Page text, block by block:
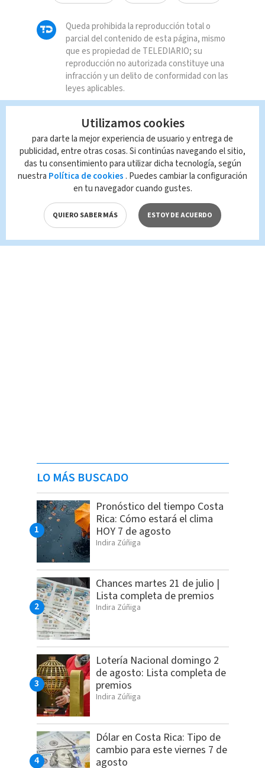
Queda prohibida la reproducción total o
parcial del contenido de esta página, mismo
que es propiedad de TELEDIARIO; su
reproducción no autorizada constituye una
infracción y un delito de conformidad con las
leyes aplicables.
LO MÁS BUSCADO
Pronóstico del tiempo Costa
Rica: Cómo estará el clima
HOY 7 de agosto
Indira Zúñiga
Chances martes 21 de julio |
Lista completa de premios
Indira Zúñiga
Lotería Nacional domingo 2
de agosto: Lista completa de
premios
Indira Zúñiga
Dólar en Costa Rica: Tipo de
cambio para este viernes 7 de
agosto
Utilizamos cookies
para darte la mejor experiencia de usuario y entrega de
publicidad, entre otras cosas. Si continúas navegando el sitio,
das tu consentimiento para utilizar dicha tecnología, según
nuestra Política de cookies . Puedes cambiar la configuración
en tu navegador cuando gustes.
QUIERO SABER MÁS ESTOY DE ACUERDO